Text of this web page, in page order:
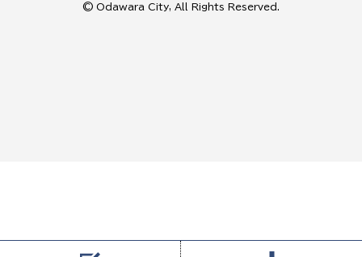
© Odawara City, All Rights Reserved.